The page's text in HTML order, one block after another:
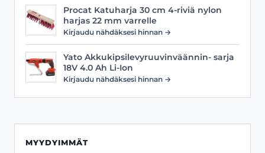
Procat Katuharja 30 cm 4-riviä nylon
harjas 22 mm varrelle
Kirjaudu nähdäksesi hinnan →
Yato Akkukipsilevyruuvinväännin- sarja
18V 4.0 Ah Li-Ion
Kirjaudu nähdäksesi hinnan →
MYYDYIMMÄT